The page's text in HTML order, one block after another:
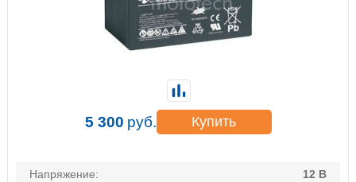
Напряжение:
12 В
5 300 руб. Купить